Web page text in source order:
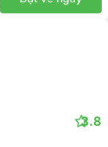
3.8